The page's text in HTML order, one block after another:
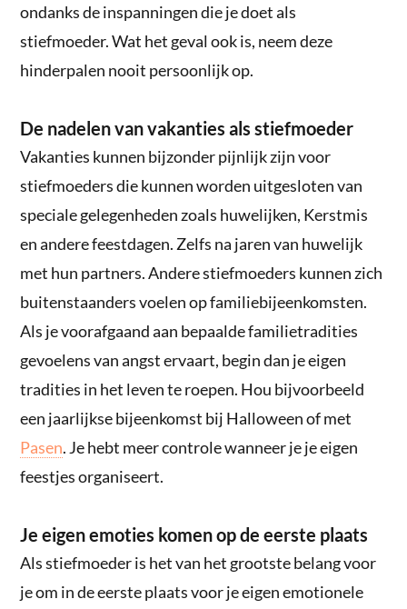
ondanks de inspanningen die je doet als
stiefmoeder. Wat het geval ook is, neem deze
hinderpalen nooit persoonlijk op.
De nadelen van vakanties als stiefmoeder
Vakanties kunnen bijzonder pijnlijk zijn voor
stiefmoeders die kunnen worden uitgesloten van
speciale gelegenheden zoals huwelijken, Kerstmis
en andere feestdagen. Zelfs na jaren van huwelijk
met hun partners. Andere stiefmoeders kunnen zich
buitenstaanders voelen op familiebijeenkomsten.
Als je voorafgaand aan bepaalde familietradities
gevoelens van angst ervaart, begin dan je eigen
tradities in het leven te roepen. Hou bijvoorbeeld
een jaarlijkse bijeenkomst bij Halloween of met
Pasen. Je hebt meer controle wanneer je je eigen
feestjes organiseert.
Je eigen emoties komen op de eerste plaats
Als stiefmoeder is het van het grootste belang voor
je om in de eerste plaats voor je eigen emotionele